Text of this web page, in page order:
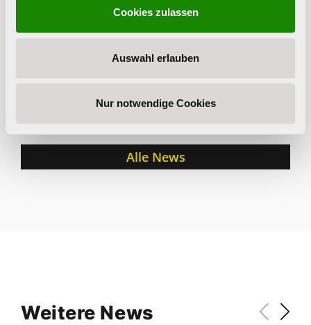
Cookies zulassen
Auswahl erlauben
Nur notwendige Cookies
Alle News
Höchstgericht kippt
Weitere News